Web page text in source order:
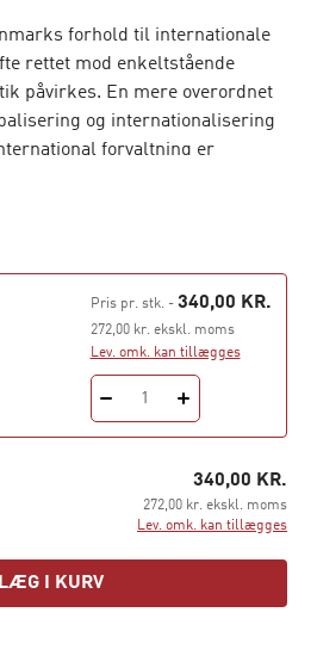
forhold til internationale
rettet mod enkeltstående
påvirkes. En mere overordnet
og internationalisering
forvaltning er
strømninger.
fremstilling af forholdet
og globale aktører og
på, hvad international
internationale aktører der
forvaltning samt deres
styring. Bogen udfylder et
som ofte har haft en
er professor i
ved Institut for Statskundskab,
Pris pr. stk.- 340,00 KR.
272,00 kr. ekskl. moms
Lev. omk. kan tillægges
1
340,00 KR.
272,00 kr. ekskl. moms
Lev. omk. kan tillægges
LÆG I KURV